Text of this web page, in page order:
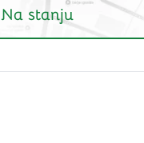
Na stanju